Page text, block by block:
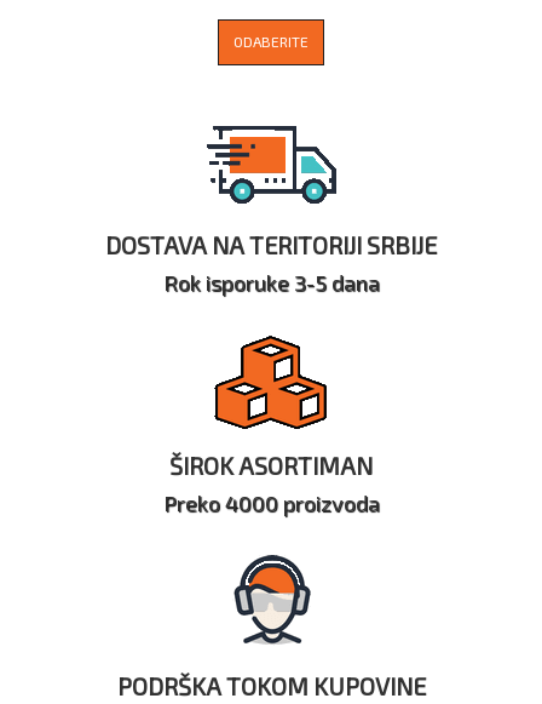
ODABERITE
DOSTAVA NA TERITORIJI SRBIJE
Rok isporuke 3-5 dana
ŠIROK ASORTIMAN
Preko 4000 proizvoda
PODRŠKA TOKOM KUPOVINE